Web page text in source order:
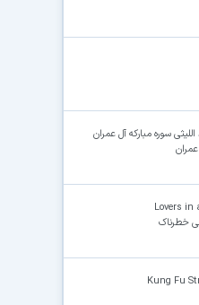
سوره مبارکه آل عمران
Lovers
خطرناک
Kung Fu